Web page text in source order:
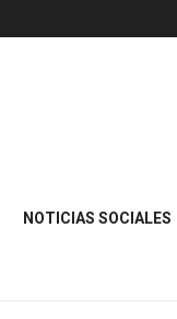
NOTICIAS SOCIALES